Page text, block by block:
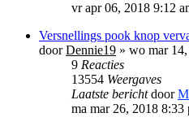
vr apr 06, 2018 9:12
Versnellings pook knop
doorDennie19 » wo mar
9 Reacties
13554 Weergaves
Laatste berichtdoor
ma mar 26, 2018 8:33